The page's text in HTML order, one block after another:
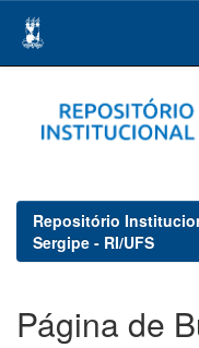
navigation
Repositório
Sergipe - RI/UFS
Página de